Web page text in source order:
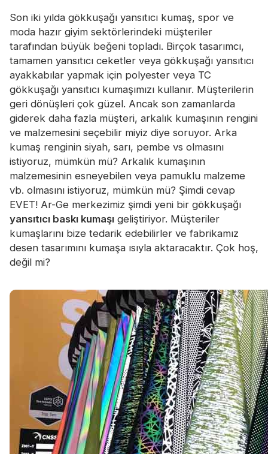
Son iki yılda gökkuşağı yansıtıcı kumaş, spor ve
moda hazır giyim sektörlerindeki müşteriler
tarafından büyük beğeni topladı. Birçok tasarımcı,
tamamen yansıtıcı ceketler veya gökkuşağı yansıtıcı
ayakkabılar yapmak için polyester veya TC
gökkuşağı yansıtıcı kumaşımızı kullanır. Müşterilerin
geri dönüşleri çok güzel. Ancak son zamanlarda
giderek daha fazla müşteri, arkalık kumaşının rengini
ve malzemesini seçebilir miyiz diye soruyor. Arka
kumaş renginin siyah, sarı, pembe vs olmasını
istiyoruz, mümkün mü? Arkalık kumaşının
malzemesinin esneyebilen veya pamuklu malzeme
vb. olmasını istiyoruz, mümkün mü? Şimdi cevap
EVET! Ar-Ge merkezimiz şimdi yeni bir gökkuşağı
yansıtıcı baskı kumaşı geliştiriyor. Müşteriler
kumaşlarını bize tedarik edebilirler ve fabrikamız
desen tasarımını kumaşa ısıyla aktaracaktır. Çok hoş,
değil mi?